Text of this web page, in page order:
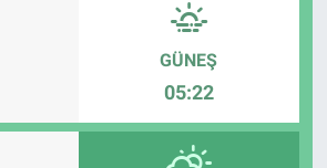
GÜNEŞ
05:22